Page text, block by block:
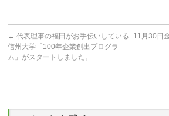
← 代表理事の福田がお手伝いしている
信州大学「100年企業創出プログラ
ム」がスタートしました。
11月30日